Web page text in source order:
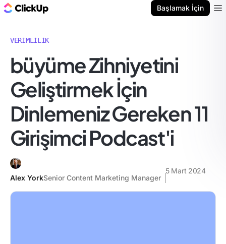
Başlamak İçin
VERIMLILIK
büyüme Zihniyetini
Geliştirmek İçin
Dinlemeniz Gereken 11
Girişimci Podcast'i
Alex YorkSenior Content Marketing Manager
5 Mart 2024